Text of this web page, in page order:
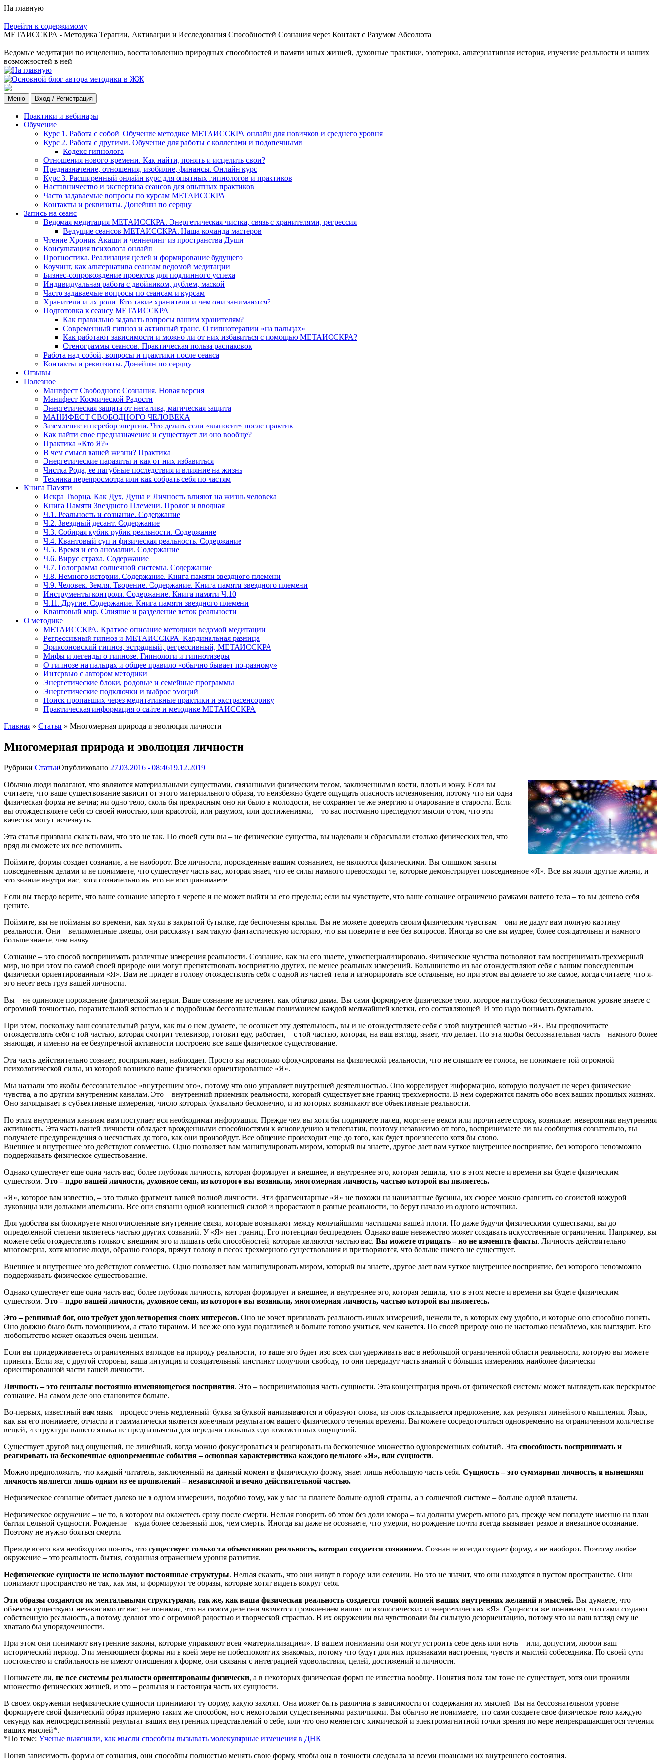
На главную
Перейти к содержимому
МЕТАИССКРА - Методика Терапии, Активации и Исследования Способностей Сознания через Контакт с Разумом Абсолюта
Ведомые медитации по исцелению, восстановлению природных способностей и памяти иных жизней, духовные практики, эзотерика, альтернативная история, изучение реальности и наших
возможностей в ней
Меню Вход / Регистрация
Практики и вебинары
Обучение
Курс 1. Работа с собой. Обучение методике МЕТАИССКРА онлайн для новичков и среднего уровня
Курс 2. Работа с другими. Обучение для работы с коллегами и подопечными
Кодекс гипнолога
Отношения нового времени. Как найти, понять и исцелить свои?
Предназначение, отношения, изобилие, финансы. Онлайн курс
Курс 3. Расширенный онлайн курс для опытных гипнологов и практиков
Наставничество и экспертиза сеансов для опытных практиков
Часто задаваемые вопросы по курсам МЕТАИССКРА
Контакты и реквизиты. Донейшн по сердцу
Запись на сеанс
Ведомая медитация МЕТАИССКРА. Энергетическая чистка, связь с хранителями, регрессия
Ведущие сеансов МЕТАИССКРА. Наша команда мастеров
Чтение Хроник Акаши и ченнелинг из пространства Души
Консультация психолога онлайн
Прогностика. Реализация целей и формирование будущего
Коучинг, как альтернатива сеансам ведомой медитации
Бизнес-сопровождение проектов для подлинного успеха
Индивидуальная работа с двойником, дублем, маской
Часто задаваемые вопросы по сеансам и курсам
Хранители и их роли. Кто такие хранители и чем они занимаются?
Подготовка к сеансу МЕТАИССКРА
Как правильно задавать вопросы вашим хранителям?
Современный гипноз и активный транс. О гипнотерапии «на пальцах»
Как работают зависимости и можно ли от них избавиться с помощью МЕТАИССКРА?
Стенограммы сеансов. Практическая польза распаковок
Работа над собой, вопросы и практики после сеанса
Контакты и реквизиты. Донейшн по сердцу
Отзывы
Полезное
Манифест Свободного Сознания. Новая версия
Манифест Космической Радости
Энергетическая защита от негатива, магическая защита
МАНИФЕСТ СВОБОДНОГО ЧЕЛОВЕКА
Заземление и перебор энергии. Что делать если «выносит» после практик
Как найти свое предназначение и существует ли оно вообще?
Практика «Кто Я?»
В чем смысл вашей жизни? Практика
Энергетические паразиты и как от них избавиться
Чистка Рода, ее пагубные последствия и влияние на жизнь
Техника перепросмотра или как собрать себя по частям
Книга Памяти
Искра Творца. Как Дух, Душа и Личность влияют на жизнь человека
Книга Памяти Звездного Племени. Пролог и вводная
Ч.1. Реальность и сознание. Содержание
Ч.2. Звездный десант. Содержание
Ч.3. Собирая кубик рубик реальности. Содержание
Ч.4. Квантовый суп и физическая реальность. Содержание
Ч.5. Время и его аномалии. Содержание
Ч.6. Вирус страха. Содержание
Ч.7. Голограмма солнечной системы. Содержание
Ч.8. Немного истории. Содержание. Книга памяти звездного племени
Ч.9. Человек. Земля. Творение. Содержание. Книга памяти звездного племени
Инструменты контроля. Содержание. Книга памяти Ч.10
Ч.11. Другие. Содержание. Книга памяти звездного племени
Квантовый мир. Слияние и разделение веток реальности
О методике
МЕТАИССКРА. Краткое описание методики ведомой медитации
Регрессивный гипноз и МЕТАИССКРА. Кардинальная разница
Эриксоновский гипноз, эстрадный, регрессивный, МЕТАИССКРА
Мифы и легенды о гипнозе. Гипнологи и гипнотизеры
О гипнозе на пальцах и общее правило «обычно бывает по-разному»
Интервью с автором методики
Энергетические блоки, родовые и семейные программы
Энергетические подключки и выброс эмоций
Поиск пропавших через медитативные практики и экстрасенсорику
Практическая информация о сайте и методике МЕТАИССКРА
Главная » Статьи » Многомерная природа и эволюция личности
Многомерная природа и эволюция личности
Рубрики СтатьиОпубликовано 27.03.2016 - 08:4619.12.2019
Обычно люди полагают, что являются материальными существами, связанными физическим телом, заключенным в кости, плоть и кожу. Если вы
считаете, что ваше существование зависит от этого материального образа, то неизбежно будете ощущать опасность исчезновения, потому что ни одна
физическая форма не вечна; ни одно тело, сколь бы прекрасным оно ни было в молодости, не сохраняет те же энергию и очарование в старости. Если
вы отождествляете себя со своей юностью, или красотой, или разумом, или достижениями, – то вас постоянно преследуют мысли о том, что эти
качества могут исчезнуть.
Эта статья призвана сказать вам, что это не так. По своей сути вы – не физические существа, вы надевали и сбрасывали столько физических тел, что
вряд ли сможете их все вспомнить.
Поймите, формы создает сознание, а не наоборот. Все личности, порожденные вашим сознанием, не являются физическими. Вы слишком заняты
повседневным делами и не понимаете, что существует часть вас, которая знает, что ее силы намного превосходят те, которые демонстрирует повседневное «Я». Все вы жили другие жизни, и
это знание внутри вас, хотя сознательно вы его не воспринимаете.
Если вы твердо верите, что ваше сознание заперто в черепе и не может выйти за его пределы; если вы чувствуете, что ваше сознание ограничено рамками вашего тела – то вы дешево себя
цените.
Поймите, вы не пойманы во времени, как мухи в закрытой бутылке, где бесполезны крылья. Вы не можете доверять своим физическим чувствам – они не дадут вам полную картину
реальности. Они – великолепные лжецы, они расскажут вам такую фантастическую историю, что вы поверите в нее без вопросов. Иногда во сне вы мудрее, более созидательны и намного
больше знаете, чем наяву.
Сознание – это способ воспринимать различные измерения реальности. Сознание, как вы его знаете, узкоспециализировано. Физические чувства позволяют вам воспринимать трехмерный
мир, но при этом по самой своей природе они могут препятствовать восприятию других, не менее реальных измерений. Большинство из вас отождествляют себя с вашим повседневным
физически ориентированным «Я». Вам не придет в голову отождествлять себя с одной из частей тела и игнорировать все остальные, но при этом вы делаете то же самое, когда считаете, что я-
эго несет весь груз вашей личности.
Вы – не одинокое порождение физической материи. Ваше сознание не исчезнет, как облачко дыма. Вы сами формируете физическое тело, которое на глубоко бессознательном уровне знаете с
огромной точностью, поразительной ясностью и с подробным бессознательным пониманием каждой мельчайшей клетки, его составляющей. И это надо понимать буквально.
При этом, поскольку ваш сознательный разум, как вы о нем думаете, не осознает эту деятельность, вы и не отождествляете себя с этой внутренней частью «Я». Вы предпочитаете
отождествлять себя с той частью, которая смотрит телевизор, готовит еду, работает, – с той частью, которая, на ваш взгляд, знает, что делает. Но эта якобы бессознательная часть – намного более
знающая, и именно на ее безупречной активности построено все ваше физическое существование.
Эта часть действительно сознает, воспринимает, наблюдает. Просто вы настолько сфокусированы на физической реальности, что не слышите ее голоса, не понимаете той огромной
психологической силы, из которой возникло ваше физически ориентированное «Я».
Мы назвали это якобы бессознательное «внутренним эго», потому что оно управляет внутренней деятельностью. Оно коррелирует информацию, которую получает не через физические
чувства, а по другим внутренним каналам. Это – внутренний приемник реальности, который существует вне границ трехмерности. В нем содержится память обо всех ваших прошлых жизнях.
Оно заглядывает в субъективные измерения, число которых буквально бесконечно, и из которых возникают все объективные реальности.
По этим внутренним каналам вам поступает вся необходимая информация. Прежде чем вы хотя бы поднимете палец, моргнете веком или прочитаете строку, возникает невероятная внутренняя
активность. Эта часть вашей личности обладает врожденными способностями к ясновидению и телепатии, поэтому независимо от того, воспринимаете ли вы сообщения сознательно, вы
получаете предупреждения о несчастьях до того, как они произойдут. Все общение происходит еще до того, как будет произнесено хотя бы слово.
Внешнее и внутреннее эго действуют совместно. Одно позволяет вам манипулировать миром, который вы знаете, другое дает вам чуткое внутреннее восприятие, без которого невозможно
поддерживать физическое существование.
Однако существует еще одна часть вас, более глубокая личность, которая формирует и внешнее, и внутреннее эго, которая решила, что в этом месте и времени вы будете физическим
существом. Это – ядро вашей личности, духовное семя, из которого вы возникли, многомерная личность, частью которой вы являетесь.
«Я», которое вам известно, – это только фрагмент вашей полной личности. Эти фрагментарные «Я» не похожи на нанизанные бусины, их скорее можно сравнить со слоистой кожурой
луковицы или дольками апельсина. Все они связаны одной жизненной силой и прорастают в разные реальности, но берут начало из одного источника.
Для удобства вы блокируете многочисленные внутренние связи, которые возникают между мельчайшими частицами вашей плоти. Но даже будучи физическими существами, вы до
определенной степени являетесь частью других сознаний. У «Я» нет границ. Его потенциал беспределен. Однако ваше невежество может создавать искусственные ограничения. Например, вы
можете себя отождествлять только с внешним эго и лишать себя способностей, которые являются частью вас. Вы можете отрицать – но не изменять факты. Личность действительно
многомерна, хотя многие люди, образно говоря, прячут голову в песок трехмерного существования и притворяются, что больше ничего не существует.
Внешнее и внутреннее эго действуют совместно. Одно позволяет вам манипулировать миром, который вы знаете, другое дает вам чуткое внутреннее восприятие, без которого невозможно
поддерживать физическое существование.
Однако существует еще одна часть вас, более глубокая личность, которая формирует и внешнее, и внутреннее эго, которая решила, что в этом месте и времени вы будете физическим
существом. Это – ядро вашей личности, духовное семя, из которого вы возникли, многомерная личность, частью которой вы являетесь.
Эго – ревнивый бог, оно требует удовлетворения своих интересов. Оно не хочет признавать реальность иных измерений, нежели те, в которых ему удобно, и которые оно способно понять.
Оно должно было быть помощником, а стало тираном. И все же оно куда податливей и больше готово учиться, чем кажется. По своей природе оно не настолько незыблемо, как выглядит. Его
любопытство может оказаться очень ценным.
Если вы придерживаетесь ограниченных взглядов на природу реальности, то ваше эго будет изо всех сил удерживать вас в небольшой ограниченной области реальности, которую вы можете
принять. Если же, с другой стороны, ваша интуиция и созидательный инстинкт получили свободу, то они передадут часть знаний о бóльших измерениях наиболее физически
ориентированной части вашей личности.
Личность – это гештальт постоянно изменяющегося восприятия. Это – воспринимающая часть сущности. Эта концентрация прочь от физической системы может выглядеть как перекрытое
сознание. На самом деле оно становится больше.
Во-первых, известный вам язык – процесс очень медленный: буква за буквой нанизываются и образуют слова, из слов складывается предложение, как результат линейного мышления. Язык,
как вы его понимаете, отчасти и грамматически является конечным результатом вашего физического течения времени. Вы можете сосредоточиться одновременно на ограниченном количестве
вещей, и структура вашего языка не предназначена для передачи сложных единомоментных ощущений.
Существует другой вид ощущений, не линейный, когда можно фокусироваться и реагировать на бесконечное множество одновременных событий. Эта способность воспринимать и
реагировать на бесконечные одновременные события – основная характеристика каждого цельного «Я», или сущности.
Можно предположить, что каждый читатель, заключенный на данный момент в физическую форму, знает лишь небольшую часть себя. Сущность – это суммарная личность, и нынешняя
личность является лишь одним из ее проявлений – независимой и вечно действительной частью.
Нефизическое сознание обитает далеко не в одном измерении, подобно тому, как у вас на планете больше одной страны, а в солнечной системе – больше одной планеты.
Нефизическое окружение – не то, в котором вы окажетесь сразу после смерти. Нельзя говорить об этом без доли юмора – вы должны умереть много раз, прежде чем попадете именно на план
бытия цельной сущности. Рождение – куда более серьезный шок, чем смерть. Иногда вы даже не осознаете, что умерли, но рождение почти всегда вызывает резкое и внезапное осознание.
Поэтому не нужно бояться смерти.
Прежде всего вам необходимо понять, что существует только та объективная реальность, которая создается сознанием. Сознание всегда создает форму, а не наоборот. Поэтому любое
окружение – это реальность бытия, созданная отражением уровня развития.
Нефизические сущности не используют постоянные структуры. Нельзя сказать, что они живут в городе или селении. Но это не значит, что они находятся в пустом пространстве. Они
понимают пространство не так, как мы, и формируют те образы, которые хотят видеть вокруг себя.
Эти образы создаются их ментальными структурами, так же, как ваша физическая реальность создается точной копией ваших внутренних желаний и мыслей. Вы думаете, что
объекты существуют независимо от вас, не понимая, что на самом деле они являются проявлением ваших психологических и энергетических «Я». Сущности же понимают, что сами создают
собственную реальность, а потому делают это с огромной радостью и творческой страстью. В их окружении вы чувствовали бы сильную дезориентацию, потому что на ваш взгляд ему не
хватало бы упорядоченности.
При этом они понимают внутренние законы, которые управляют всей «материализацией». В вашем понимании они могут устроить себе день или ночь – или, допустим, любой ваш
исторический период. Эти меняющиеся формы ни в коей мере не побеспокоят их знакомых, потому что будут для них признаками настроения, чувств и мыслей собеседника. По своей сути
постоянство и стабильность не имеют отношения к форме, они связаны с интеграцией удовольствия, целей, достижений и личности.
Понимаете ли, не все системы реальности ориентированы физически, а в некоторых физическая форма не известна вообще. Понятия пола там тоже не существует, хотя они прожили
множество физических жизней, и это – реальная и настоящая часть их сущности.
В своем окружении нефизические сущности принимают ту форму, какую захотят. Она может быть различна в зависимости от содержания их мыслей. Вы на бессознательном уровне
формируете свой физический образ примерно таким же способом, но с некоторыми существенными различиями. Вы обычно не понимаете, что сами создаете свое физическое тело каждую
секунду как непосредственный результат ваших внутренних представлений о себе, или что оно меняется с химической и электромагнитной точки зрения по мере непрекращающегося течения
ваших мыслей*.
*По теме: Ученые выяснили, как мысли способны вызывать молекулярные изменения в ДНК
Поняв зависимость формы от сознания, они способны полностью менять свою форму, чтобы она в точности следовала за всеми нюансами их внутреннего состояния.